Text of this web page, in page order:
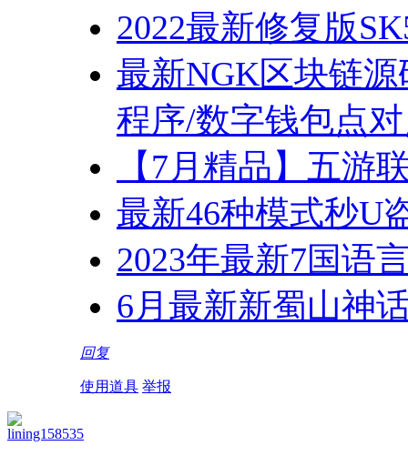
2022最新修复版
最新NGK区块链
程序/数字钱包点
【7月精品】五游
最新46种模式秒U
2023年最新7国语
6月最新新蜀山神
回复
使用道具 举报
lining158535